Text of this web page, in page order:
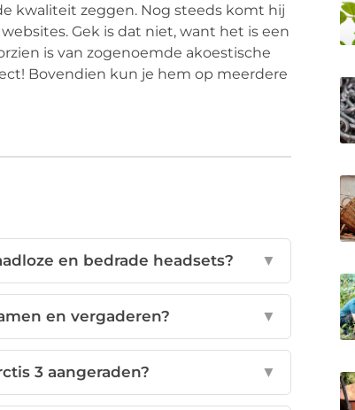
kwaliteit zeggen. Nog steeds komt hij
Gek is dat niet, want het is een
is van zogenoemde akoestische
Bovendien kun je hem op meerdere
en bedrade headsets? ▼
en vergaderen? ▼
3 aangeraden? ▼